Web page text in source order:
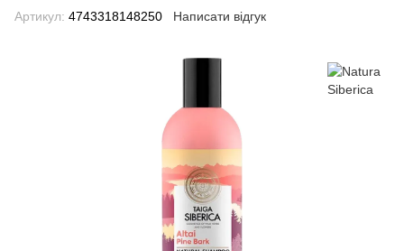
Артикул: 4743318148250 Написати відгук